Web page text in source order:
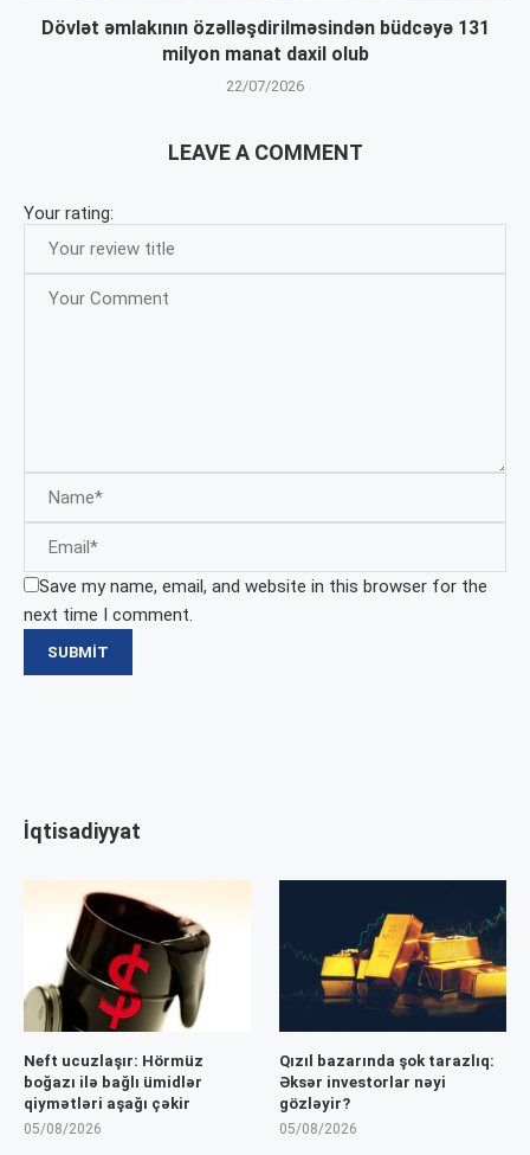
Dövlət əmlakının özəlləşdirilməsindən büdcəyə 131
milyon manat daxil olub
22/07/2026
LEAVE A COMMENT
Your rating:
Save my name, email, and website in this browser for the
next time I comment.
İqtisadiyyat
Neft ucuzlaşır: Hörmüz
boğazı ilə bağlı ümidlər
qiymətləri aşağı çəkir
05/08/2026
Qızıl bazarında şok tarazlıq:
Əksər investorlar nəyi
gözləyir?
05/08/2026